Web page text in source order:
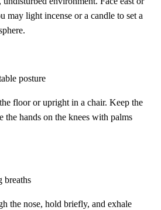
may light incense or a candle to set a
posture
floor or upright in a chair. Keep the
the hands on the knees with palms
breaths
the nose, hold briefly, and exhale